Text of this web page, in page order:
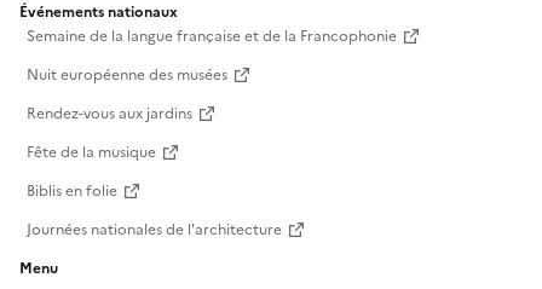
Événements nationaux
Semaine de la langue française et de la Francophonie
Nuit européenne des musées
Rendez-vous aux jardins
Fête de la musique
Biblis en folie
Journées nationales de l'architecture
Menu